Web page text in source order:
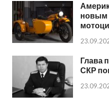
новым
Глава
СКР